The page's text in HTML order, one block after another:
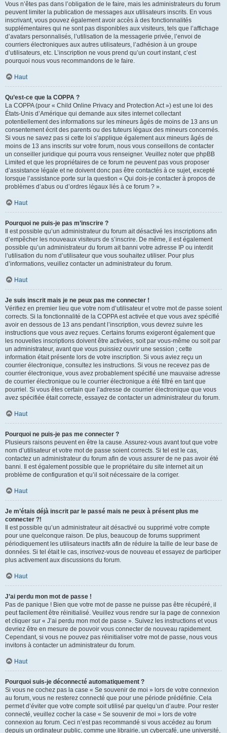
Vous n’êtes pas dans l’obligation de le faire, mais les administrateurs du forum
peuvent limiter la publication de messages aux utilisateurs inscrits. En vous
inscrivant, vous pouvez également avoir accès à des fonctionnalités
supplémentaires qui ne sont pas disponibles aux visiteurs, tels que l’affichage
d’avatars personnalisés, l’utilisation de la messagerie privée, l’envoi de
courriers électroniques aux autres utilisateurs, l’adhésion à un groupe
d’utilisateurs, etc. L’inscription ne vous prend qu’un court instant, c’est
pourquoi nous vous recommandons de le faire.
Haut
Qu’est-ce que la COPPA ?
La COPPA (pour « Child Online Privacy and Protection Act ») est une loi des
États-Unis d’Amérique qui demande aux sites internet collectant
potentiellement des informations sur les mineurs âgés de moins de 13 ans un
consentement écrit des parents ou des tuteurs légaux des mineurs concernés.
Si vous ne savez pas si cette loi s’applique également aux mineurs âgés de
moins de 13 ans inscrits sur votre forum, nous vous conseillons de contacter
un conseiller juridique qui pourra vous renseigner. Veuillez noter que phpBB
Limited et que les propriétaires de ce forum ne peuvent pas vous proposer
d’assistance légale et ne doivent donc pas être contactés à ce sujet, excepté
lorsque l’assistance porte sur la question « Qui dois-je contacter à propos de
problèmes d’abus ou d’ordres légaux liés à ce forum ? ».
Haut
Pourquoi ne puis-je pas m’inscrire ?
Il est possible qu’un administrateur du forum ait désactivé les inscriptions afin
d’empêcher les nouveaux visiteurs de s’inscrire. De même, il est également
possible qu’un administrateur du forum ait banni votre adresse IP ou interdit
l’utilisation du nom d’utilisateur que vous souhaitez utiliser. Pour plus
d’informations, veuillez contacter un administrateur du forum.
Haut
Je suis inscrit mais je ne peux pas me connecter !
Vérifiez en premier lieu que votre nom d’utilisateur et votre mot de passe soient
corrects. Si la fonctionnalité de la COPPA est activée et que vous avez spécifié
avoir en dessous de 13 ans pendant l’inscription, vous devrez suivre les
instructions que vous avez reçues. Certains forums exigeront également que
les nouvelles inscriptions doivent être activées, soit par vous-même ou soit par
un administrateur, avant que vous puissiez ouvrir une session ; cette
information était présente lors de votre inscription. Si vous aviez reçu un
courrier électronique, consultez les instructions. Si vous ne recevez pas de
courrier électronique, vous avez probablement spécifié une mauvaise adresse
de courrier électronique ou le courrier électronique a été filtré en tant que
pourriel. Si vous êtes certain que l’adresse de courrier électronique que vous
avez spécifiée était correcte, essayez de contacter un administrateur du forum.
Haut
Pourquoi ne puis-je pas me connecter ?
Plusieurs raisons peuvent en être la cause. Assurez-vous avant tout que votre
nom d’utilisateur et votre mot de passe soient corrects. Si tel est le cas,
contactez un administrateur du forum afin de vous assurer de ne pas avoir été
banni. Il est également possible que le propriétaire du site internet ait un
problème de configuration et qu’il soit nécessaire de la corriger.
Haut
Je m’étais déjà inscrit par le passé mais ne peux à présent plus me
connecter ?!
Il est possible qu’un administrateur ait désactivé ou supprimé votre compte
pour une quelconque raison. De plus, beaucoup de forums suppriment
périodiquement les utilisateurs inactifs afin de réduire la taille de leur base de
données. Si tel était le cas, inscrivez-vous de nouveau et essayez de participer
plus activement aux discussions du forum.
Haut
J’ai perdu mon mot de passe !
Pas de panique ! Bien que votre mot de passe ne puisse pas être récupéré, il
peut facilement être réinitialisé. Veuillez vous rendre sur la page de connexion
et cliquer sur « J’ai perdu mon mot de passe ». Suivez les instructions et vous
devriez être en mesure de pouvoir vous connecter de nouveau rapidement.
Cependant, si vous ne pouvez pas réinitialiser votre mot de passe, nous vous
invitons à contacter un administrateur du forum.
Haut
Pourquoi suis-je déconnecté automatiquement ?
Si vous ne cochez pas la case « Se souvenir de moi » lors de votre connexion
au forum, vous ne resterez connecté que pour une période prédéfinie. Cela
permet d’éviter que votre compte soit utilisé par quelqu’un d’autre. Pour rester
connecté, veuillez cocher la case « Se souvenir de moi » lors de votre
connexion au forum. Ceci n’est pas recommandé si vous accédez au forum
depuis un ordinateur public, comme une librairie, un cybercafé, une université,